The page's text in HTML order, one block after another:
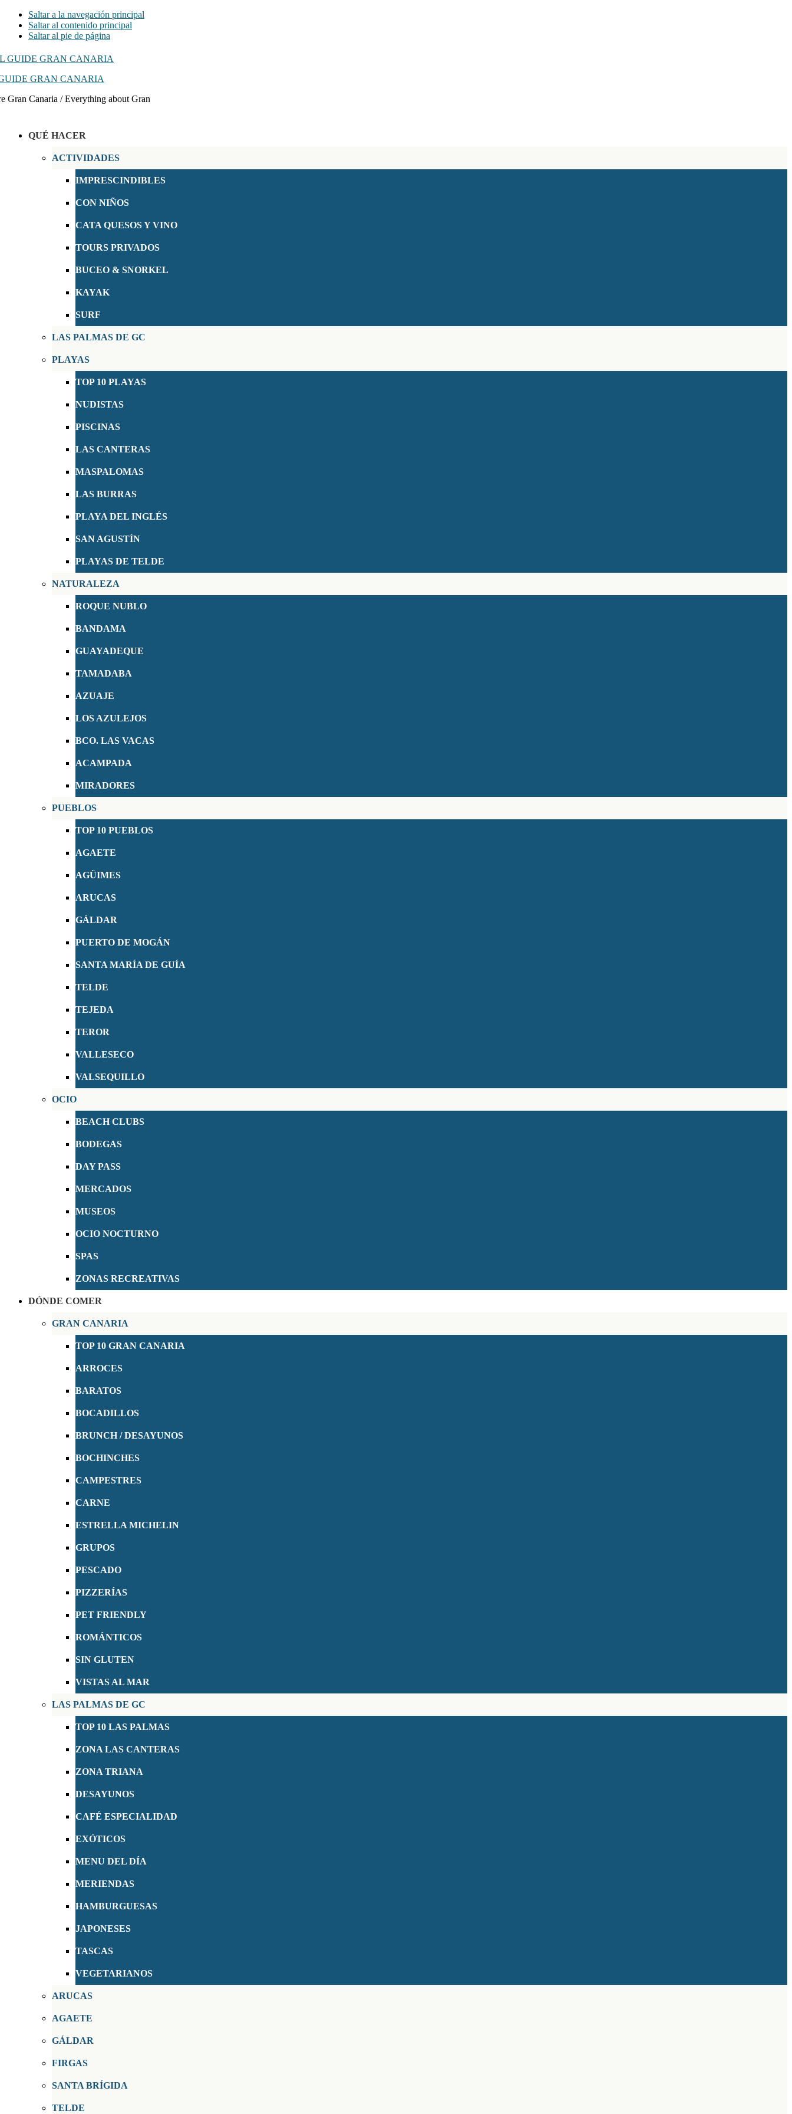
Saltar a la navegación principal
Saltar al contenido principal
Saltar al pie de página
GRAN CANARIA
Gran Canaria / Everything about Gran
QUÉ HACER
ACTIVIDADES
IMPRESCINDIBLES
CON NIÑOS
CATA QUESOS Y VINO
TOURS PRIVADOS
BUCEO & SNORKEL
KAYAK
SURF
LAS PALMAS DE GC
PLAYAS
TOP 10 PLAYAS
NUDISTAS
PISCINAS
LAS CANTERAS
MASPALOMAS
LAS BURRAS
PLAYA DEL INGLÉS
SAN AGUSTÍN
PLAYAS DE TELDE
NATURALEZA
ROQUE NUBLO
BANDAMA
GUAYADEQUE
TAMADABA
AZUAJE
LOS AZULEJOS
BCO. LAS VACAS
ACAMPADA
MIRADORES
PUEBLOS
TOP 10 PUEBLOS
AGAETE
AGÜIMES
ARUCAS
GÁLDAR
PUERTO DE MOGÁN
SANTA MARÍA DE GUÍA
TELDE
TEJEDA
TEROR
VALLESECO
VALSEQUILLO
OCIO
BEACH CLUBS
BODEGAS
DAY PASS
MERCADOS
MUSEOS
OCIO NOCTURNO
SPAS
ZONAS RECREATIVAS
DÓNDE COMER
GRAN CANARIA
TOP 10 GRAN CANARIA
ARROCES
BARATOS
BOCADILLOS
BRUNCH / DESAYUNOS
BOCHINCHES
CAMPESTRES
CARNE
ESTRELLA MICHELIN
GRUPOS
PESCADO
PIZZERÍAS
PET FRIENDLY
ROMÁNTICOS
SIN GLUTEN
VISTAS AL MAR
LAS PALMAS DE GC
TOP 10 LAS PALMAS
ZONA LAS CANTERAS
ZONA TRIANA
DESAYUNOS
CAFÉ ESPECIALIDAD
EXÓTICOS
MENU DEL DÍA
MERIENDAS
HAMBURGUESAS
JAPONESES
TASCAS
VEGETARIANOS
ARUCAS
AGAETE
GÁLDAR
FIRGAS
SANTA BRÍGIDA
TELDE